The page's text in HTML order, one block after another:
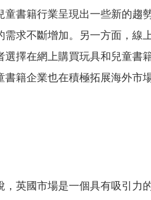
書籍行業呈現出一些新的趨
需求不斷增加。另一方面，線
選擇在網上購買玩具和兒童書
書籍企業也在積極拓展海外市
，英國市場是一個具有吸引力